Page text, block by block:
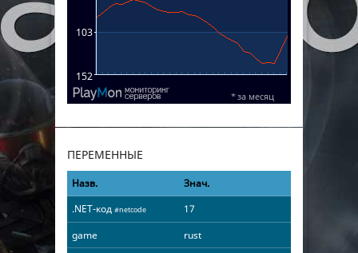
ПЕРЕМЕННЫЕ
Назв.
Знач.
.NET-код #netcode
17
game
rust